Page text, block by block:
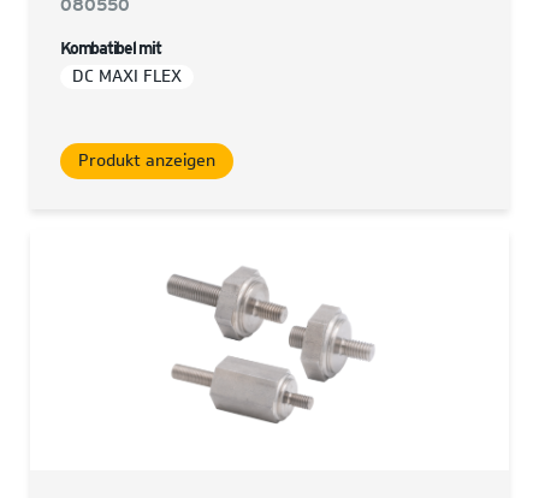
080550
Kombatibel mit
DC MAXI FLEX
Produkt anzeigen